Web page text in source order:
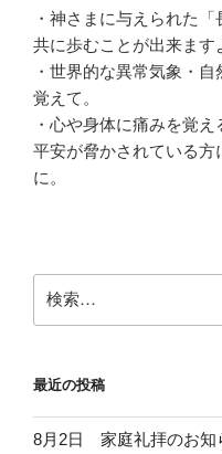
・神さまに与えられた
共に歩むことが出来ます
・世界的な異常気象・
覚えて。
・心や身体に痛みを覚え
平安が脅かされている方
に。
索:
最近の投稿
8月2日 家庭礼拝のお知